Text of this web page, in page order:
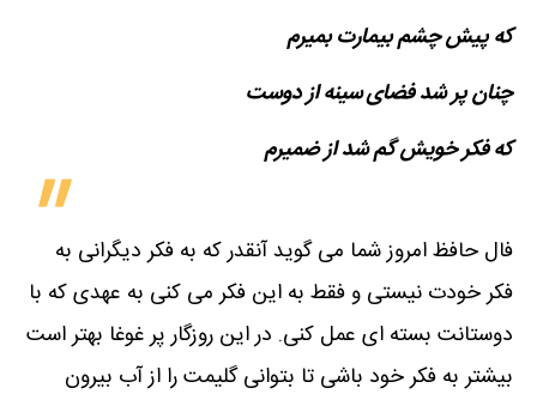
که پیش چشم بیمارت بمیرم
چنان پر شد فضای سینه از دوست
که فکر خویش گم شد از ضمیرم
فال حافظ امروز شما می گوید آنقدر که به فکر دیگرانی به
فکر خودت نیستی و فقط به این فکر می کنی به عهدی که با
دوستانت بسته ای عمل کنی. در این روزگار پر غوغا بهتر است
بیشتر به فکر خود باشی تا بتوانی گلیمت را از آب بیرون